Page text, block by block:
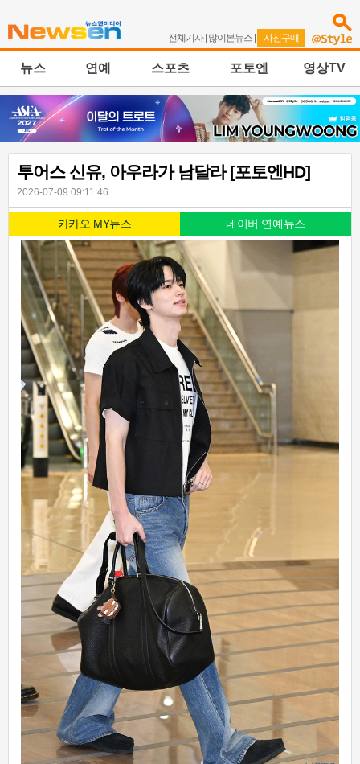
전체기사| 많이본뉴스 | 사진구매
뉴스 연예 스포츠 포토엔 영상TV
투어스 신유, 아우라가 남달라 [포토엔HD]
2026-07-09 09:11:46
카카오 MY뉴스 네이버 연예뉴스